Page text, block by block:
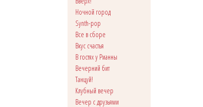
Ночной город
Synth-pop
Все в сборе
Вкус счастья
В гостях у Рианны
Вечерний бит
Танцуй!
Клубный вечер
Вечер с друзьями